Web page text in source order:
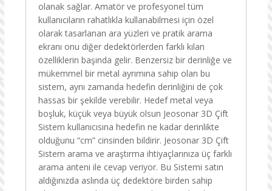
olanak sağlar. Amatör ve profesyonel tüm
kullanıcıların rahatlıkla kullanabilmesi için özel
olarak tasarlanan ara yüzleri ve pratik arama
ekranı onu diğer dedektörlerden farklı kılan
özelliklerin başında gelir. Benzersiz bir derinliğe ve
mükemmel bir metal ayrımına sahip olan bu
sistem, aynı zamanda hedefin derinliğini de çok
hassas bir şekilde verebilir. Hedef metal veya
boşluk, küçük veya büyük olsun Jeosonar 3D Çift
Sistem kullanıcısına hedefin ne kadar derinlikte
olduğunu “cm” cinsinden bildirir. Jeosonar 3D Çift
Sistem arama ve araştırma ihtiyaçlarınıza üç farklı
arama anteni ile cevap veriyor. Bu Sistemi satın
aldığınızda aslında üç dedektöre birden sahip